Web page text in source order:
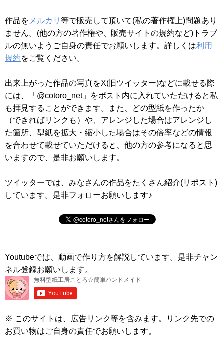
作品を メルカリ 等で販売して頂いて(私の著作権上)問題あり
ません。(他の方の著作権や、販売サイトの規約など)トラブ
ルの無いようご自身の責任でお願いします。詳しくは利用
規約をご覧ください。
出来上がった作品の写真をX(旧ツイッター)などに載せる際
には、「@cotoro_net」をポスト内に入れていただけると私
も拝見することができます。また、どの型紙を作ったか
（できればリンクも）や、アレンジした場合はアレンジし
た箇所、型紙を拡大・縮小した場合はその倍率などの情報
を合わせて載せていただけると、他の方の参考になると思
いますので、是非お願いします。
ツイッターでは、みなさんの作品をたくさん紹介(リポスト)
しています。是非フォローお願いします♪
Youtubeでは、動画で作り方を解説しています。是非チャン
ネル登録お願いします。
※ このサイトは、広告リンク等を含みます。リンク先での
お買い物はご自身の責任でお願いします。